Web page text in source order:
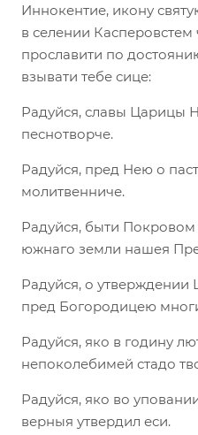
Иннокентие, икону
в селении
прославити по
взывати тебе сице:
Радуйся, славы Царицы
песнотворче.
Радуйся, пред Нею о
молитвенниче.
Радуйся, быти
южнаго земли нашея
Радуйся, о
пред Богородицею
Радуйся, яко в годину
непоколебимей стадо
Радуйся, яко во
верныя утвердил еси.